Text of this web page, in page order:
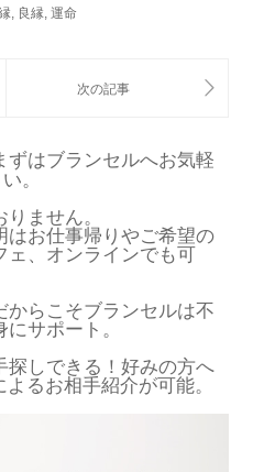
, 良縁, 運命
ずはブランセルへお気軽
。
ません。
はお仕事帰りやご希望の
ェ、オンラインでも可
からこそブランセルは不
サポート。
探しできる！好みの方へ
るお相手紹介が可能。